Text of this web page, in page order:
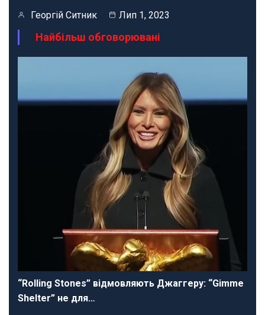
Георгій Ситник Лип 1, 2023
Найбільш обговорювані
“Rolling Stones” відмовляють Джаггеру: “Gimme
Shelter” не для…